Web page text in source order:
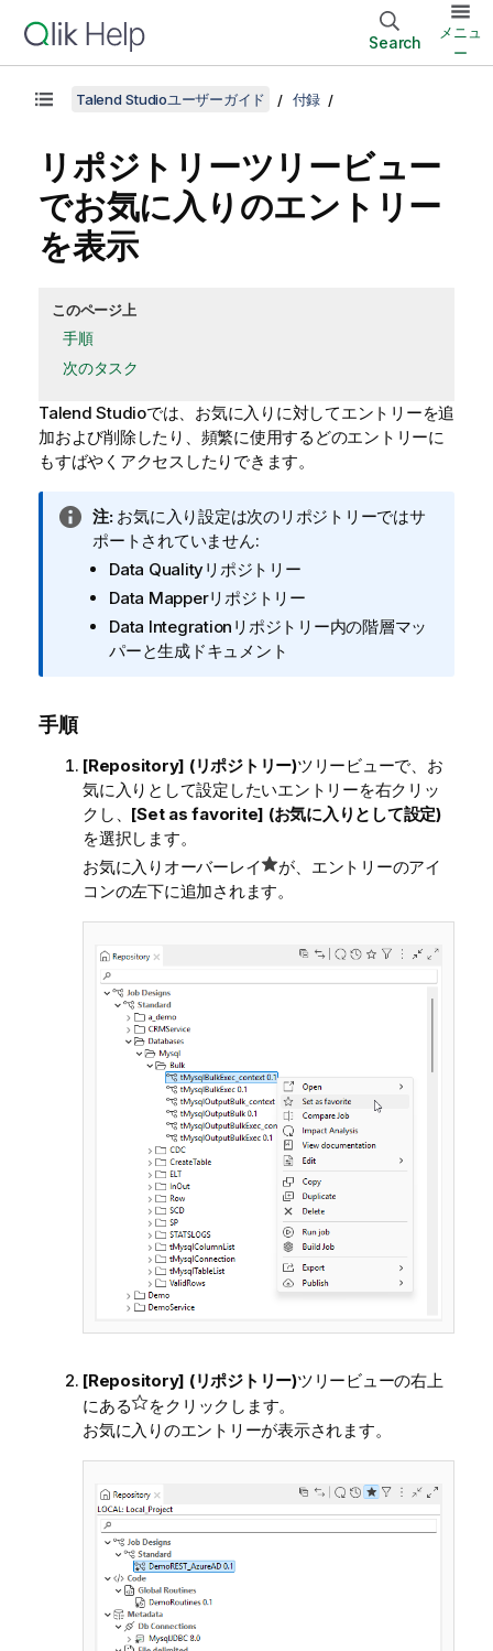
Search
メニュ
ー
Talend Studioユーザーガイド 付録
リポジトリーツリービュー
でお気に入りのエントリー
を表示
このページ上
手順
次のタスク
Talend Studioでは、お気に入りに対してエントリーを追
加および削除したり、頻繁に使用するどのエントリーに
もすばやくアクセスしたりできます。
情
報
メ
注:お気に入り設定は次のリポジトリーではサ
ポートされていません:
Data Qualityリポジトリー
Data Mapperリポジトリー
Data Integrationリポジトリー内の階層マッ
パーと生成ドキュメント
手順
[Repository] (リポジトリー)ツリービューで、お
気に入りとして設定したいエントリーを右クリッ
クし、 [Set as favorite] (お気に入りとして設定)
を選択します。
お気に入りオーバーレイ
が、エントリーのアイ
コンの左下に追加されます。
[Repository] (リポジトリー)ツリービューの右上
にある
をクリックします。
お気に入りのエントリーが表示されます。